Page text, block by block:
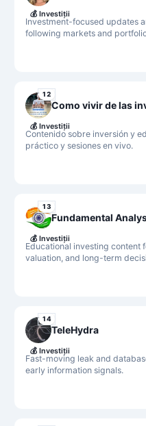
Investment-focused updates
following markets and
💰 Investiții
12
Como vivir de las
Contenido sobre inversión y
práctico y sesiones en vivo.
💰 Investiții
13
Fundamental
Educational investing content
valuation, and long-term
💰 Investiții
14
TeleHydra
Fast-moving leak and
early information signals.
💰 Investiții